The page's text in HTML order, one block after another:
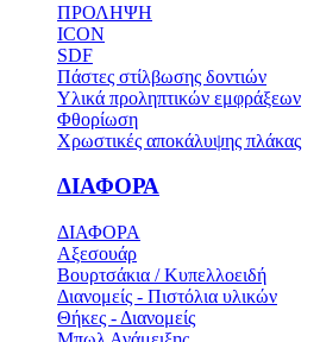
ΠΡΟΛΗΨΗ
ICON
SDF
Πάστες στίλβωσης δοντιών
Υλικά προληπτικών εμφράξεων
Φθορίωση
Χρωστικές αποκάλυψης πλάκας
ΔΙΑΦΟΡΑ
ΔΙΑΦΟΡΑ
Αξεσουάρ
Βουρτσάκια / Κυπελλοειδή
Διανομείς - Πιστόλια υλικών
Θήκες - Διανομείς